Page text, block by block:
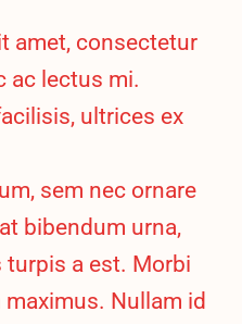
amet, consectetur
ac lectus mi.
ultrices ex
sem nec ornare
bibendum urna,
a est. Morbi
Nullam id